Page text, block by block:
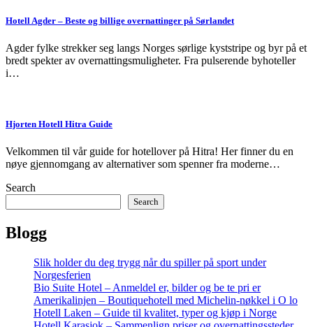
Hotell Agder – Beste og billige overnattinger på Sørlandet
Agder fylke strekker seg langs Norges sørlige kyststripe og byr på et
bredt spekter av overnattingsmuligheter. Fra pulserende byhoteller
i…
Hjorten Hotell Hitra Guide
Velkommen til vår guide for hotellover på Hitra! Her finner du en
nøye gjennomgang av alternativer som spenner fra moderne…
Search
Search
Blogg
Slik holder du deg trygg når du spiller på sport under
Norgesferien
Bio Suite Hotel – Anmeldel er, bilder og be te pri er
Amerikalinjen – Boutiquehotell med Michelin-nøkkel i O lo
Hotell Laken – Guide til kvalitet, typer og kjøp i Norge